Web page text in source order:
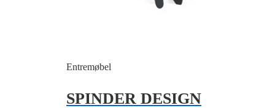
Entremøbel
SPINDER DESIGN